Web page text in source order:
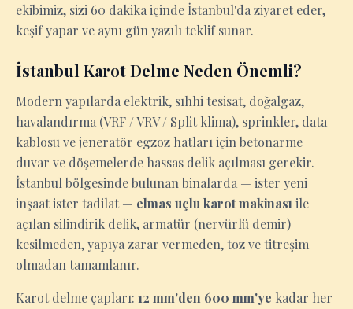
ekibimiz, sizi 60 dakika içinde İstanbul'da ziyaret eder,
keşif yapar ve aynı gün yazılı teklif sunar.
İstanbul Karot Delme Neden Önemli?
Modern yapılarda elektrik, sıhhi tesisat, doğalgaz,
havalandırma (VRF / VRV / Split klima), sprinkler, data
kablosu ve jeneratör egzoz hatları için betonarme
duvar ve döşemelerde hassas delik açılması gerekir.
İstanbul bölgesinde bulunan binalarda — ister yeni
inşaat ister tadilat — elmas uçlu karot makinası ile
açılan silindirik delik, armatür (nervürlü demir)
kesilmeden, yapıya zarar vermeden, toz ve titreşim
olmadan tamamlanır.
Karot delme çapları: 12 mm'den 600 mm'ye kadar her